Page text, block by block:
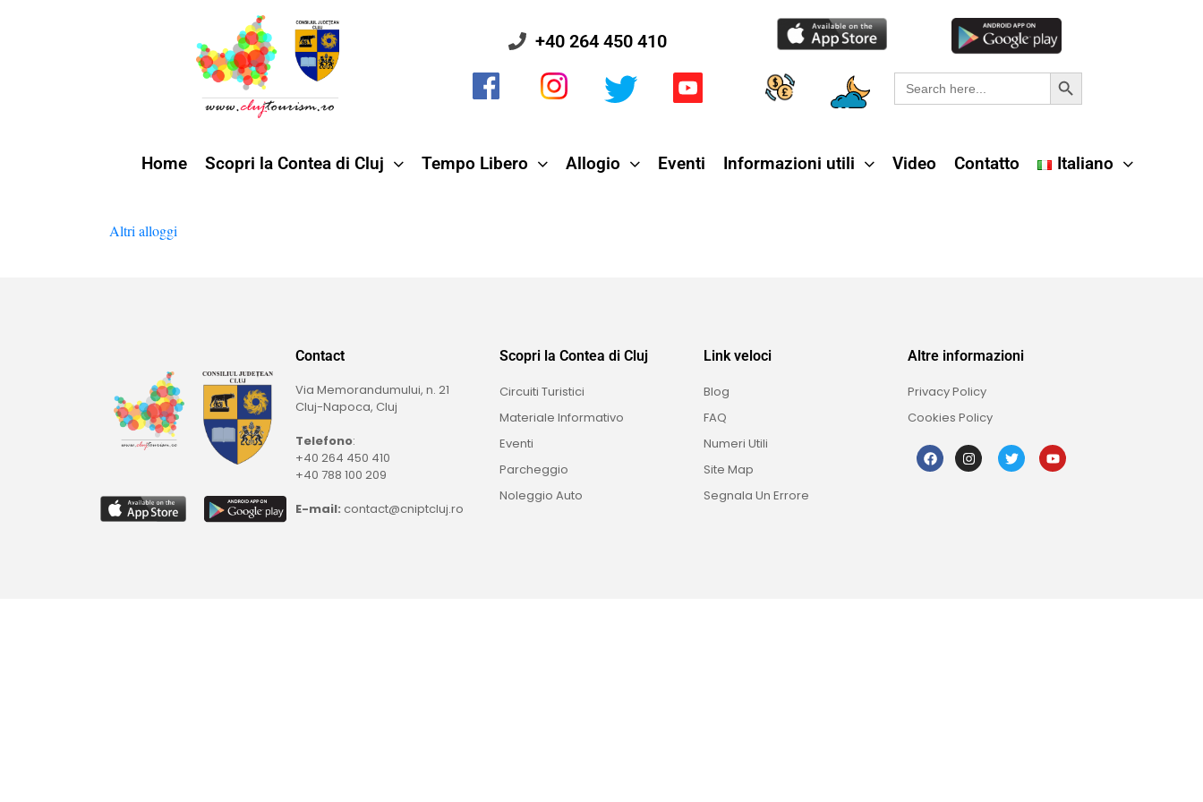
+40 264 450 410
Search
for:
Search Button
Home Scopri la Contea di Cluj Tempo Libero Allogio Eventi Informazioni utili Video Contatto Italiano
Altri alloggi
Contact
Via Memorandumului, n. 21
Cluj-Napoca, Cluj
Telefono:
+40 264 450 410
+40 788 100 209
E-mail: contact@cniptcluj.ro
Scopri la Contea di Cluj
Circuiti Turistici
Materiale Informativo
Eventi
Parcheggio
Noleggio Auto
Link veloci
Blog
FAQ
Numeri Utili
Site Map
Segnala Un Errore
Altre informazioni
Privacy Policy
Cookies Policy